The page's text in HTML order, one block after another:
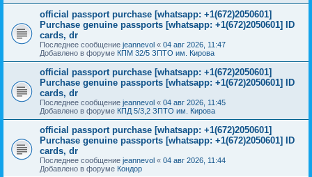
official passport purchase [whatsapp: +1(672)2050601]
Purchase genuine passports [whatsapp: +1(672)2050601] ID
cards, dr
Последнее сообщение jeannevol « 04 авг 2026, 11:47
Добавлено в форуме КПМ 32/5 ЗПТО им. Кирова
official passport purchase [whatsapp: +1(672)2050601]
Purchase genuine passports [whatsapp: +1(672)2050601] ID
cards, dr
Последнее сообщение jeannevol « 04 авг 2026, 11:45
Добавлено в форуме КПД 5/3,2 ЗПТО им. Кирова
official passport purchase [whatsapp: +1(672)2050601]
Purchase genuine passports [whatsapp: +1(672)2050601] ID
cards, dr
Последнее сообщение jeannevol « 04 авг 2026, 11:44
Добавлено в форуме Кондор